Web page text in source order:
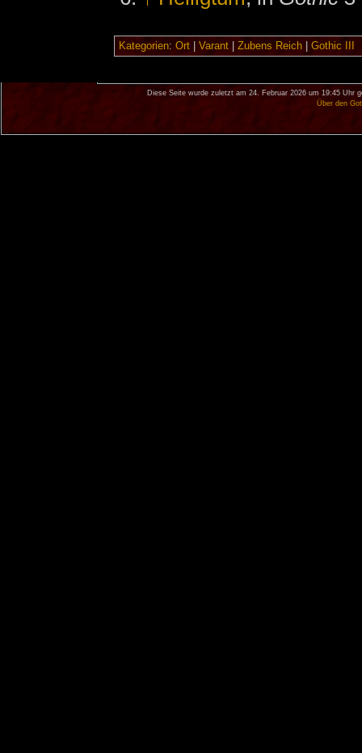
Kategorien: Ort| Varant| Zubens Reich| Gothic III
Diese Seite wurde zuletzt am 24. Februar 2026 um 19:45 Uhr
Über den